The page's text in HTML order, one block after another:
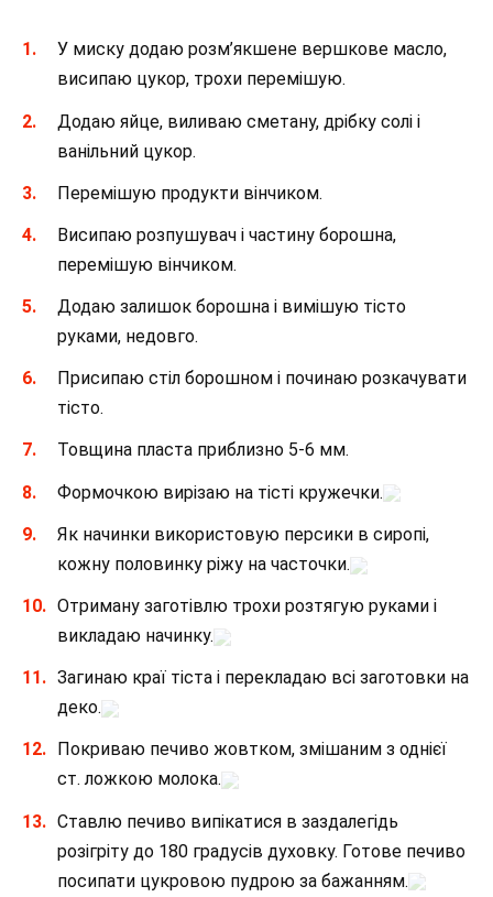
У миску додаю розм’якшене вершкове масло,
висипаю цукор, трохи перемішую.
Додаю яйце, виливаю сметану, дрібку солі і
ванільний цукор.
Перемішую продукти вінчиком.
Висипаю розпушувач і частину борошна,
перемішую вінчиком.
Додаю залишок борошна і вимішую тісто
руками, недовго.
Присипаю стіл борошном і починаю розкачувати
тісто.
Товщина пласта приблизно 5-6 мм.
Формочкою вирізаю на тісті кружечки.
Як начинки використовую персики в сиропі,
кожну половинку ріжу на часточки.
Отриману заготівлю трохи розтягую руками і
викладаю начинку.
Загинаю краї тіста і перекладаю всі заготовки на
деко.
Покриваю печиво жовтком, змішаним з однієї
ст. ложкою молока.
Ставлю печиво випікатися в заздалегідь
розігріту до 180 градусів духовку. Готове печиво
посипати цукровою пудрою за бажанням.